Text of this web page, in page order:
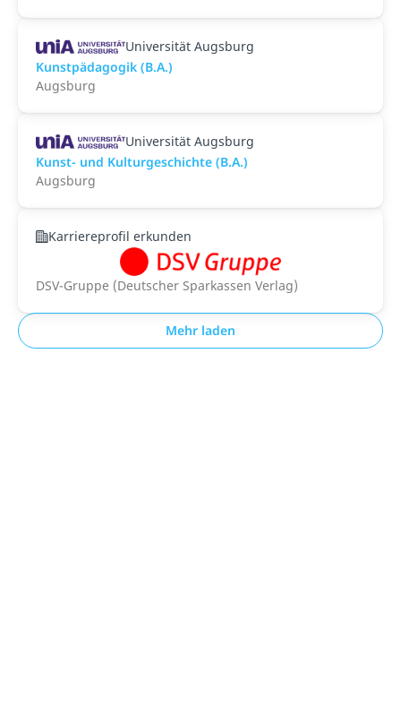
Universität Augsburg
Kunstpädagogik (B.A.)
Augsburg
Universität Augsburg
Kunst- und Kulturgeschichte (B.A.)
Augsburg
Karriereprofil erkunden
DSV-Gruppe (Deutscher Sparkassen Verlag)
Mehr laden